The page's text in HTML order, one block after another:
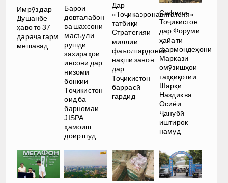
Имрӯз дар
Душанбе
ҳаво то 37
дараҷа гарм
мешавад
Барои
довталабон
ва шахсони
масъули
рушди
захираҳои
инсонӣ дар
низоми
бонкии
Тоҷикистон
оид ба
барномаи
JISPA
ҳамоиш
доир шуд
Дар
«Тоҷикаэронавигатсия»
татбиқи
Стратегияи
миллии
фаъолгардонии
нақши занон
дар
Тоҷикистон
баррасӣ
гардид
Сафири
Тоҷикистон
дар Форуми
ҳайати
фармондеҳони
Маркази
омӯзишҳои
таҳқиқотии
Шарқи
Наздик ва
Осиёи
Ҷанубӣ
иштирок
намуд